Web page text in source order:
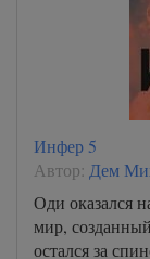
Инфер 5
Автор: Дем
Оди оказался
мир,
остался за